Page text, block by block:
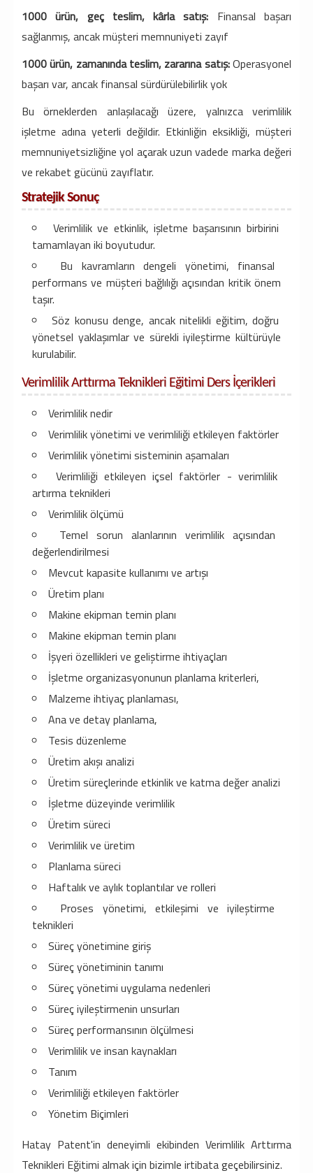
1000 ürün, geç teslim, kârla satış: Finansal başarı
sağlanmış, ancak müşteri memnuniyeti zayıf
1000 ürün, zamanında teslim, zararına satış:Operasyonel
başarı var, ancak finansal sürdürülebilirlik yok
Bu örneklerden anlaşılacağı üzere, yalnızca verimlilik
işletme adına yeterli değildir. Etkinliğin eksikliği, müşteri
memnuniyetsizliğine yol açarak uzun vadede marka değeri
ve rekabet gücünü zayıflatır.
Stratejik Sonuç
Verimlilik ve etkinlik, işletme başarısının birbirini
tamamlayan iki boyutudur.
Bu kavramların dengeli yönetimi, finansal
performans ve müşteri bağlılığı açısından kritik önem
taşır.
Söz konusu denge, ancak nitelikli eğitim, doğru
yönetsel yaklaşımlar ve sürekli iyileştirme kültürüyle
kurulabilir.
Verimlilik Arttırma Teknikleri Eğitimi Ders İçerikleri
Verimlilik nedir
Verimlilik yönetimi ve verimliliği etkileyen faktörler
Verimlilik yönetimi sisteminin aşamaları
Verimliliği etkileyen içsel faktörler - verimlilik
artırma teknikleri
Verimlilik ölçümü
Temel sorun alanlarının verimlilik açısından
değerlendirilmesi
Mevcut kapasite kullanımı ve artışı
Üretim planı
Makine ekipman temin planı
Makine ekipman temin planı
İşyeri özellikleri ve geliştirme ihtiyaçları
İşletme organizasyonunun planlama kriterleri,
Malzeme ihtiyaç planlaması,
Ana ve detay planlama,
Tesis düzenleme
Üretim akışı analizi
Üretim süreçlerinde etkinlik ve katma değer analizi
İşletme düzeyinde verimlilik
Üretim süreci
Verimlilik ve üretim
Planlama süreci
Haftalık ve aylık toplantılar ve rolleri
Proses yönetimi, etkileşimi ve iyileştirme
teknikleri
Süreç yönetimine giriş
Süreç yönetiminin tanımı
Süreç yönetimi uygulama nedenleri
Süreç iyileştirmenin unsurları
Süreç performansının ölçülmesi
Verimlilik ve insan kaynakları
Tanım
Verimliliği etkileyen faktörler
Yönetim Biçimleri
Hatay Patent'in deneyimli ekibinden Verimlilik Arttırma
Teknikleri Eğitimi almak için bizimle irtibata geçebilirsiniz.